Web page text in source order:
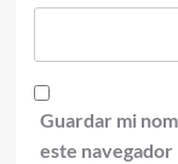
Guardar mi
este navegador